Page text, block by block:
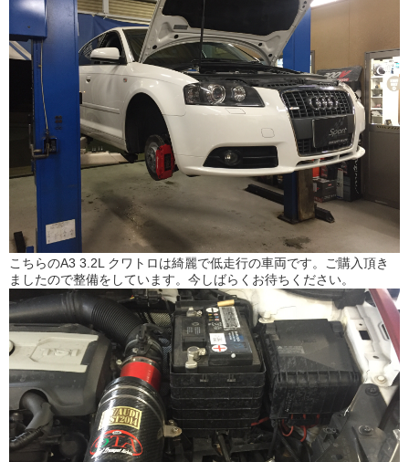
こちらのA3 3.2L クワトロは綺麗で低走行の車両です。ご購入頂き
ましたので整備をしています。今しばらくお待ちください。